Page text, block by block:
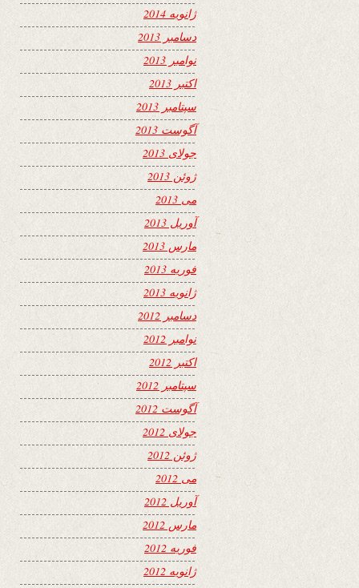
ژانویه 2014
دسامبر 2013
نوامبر 2013
اکتبر 2013
سپتامبر 2013
آگوست 2013
جولای 2013
ژوئن 2013
می 2013
آوریل 2013
مارس 2013
فوریه 2013
ژانویه 2013
دسامبر 2012
نوامبر 2012
اکتبر 2012
سپتامبر 2012
آگوست 2012
جولای 2012
ژوئن 2012
می 2012
آوریل 2012
مارس 2012
فوریه 2012
ژانویه 2012